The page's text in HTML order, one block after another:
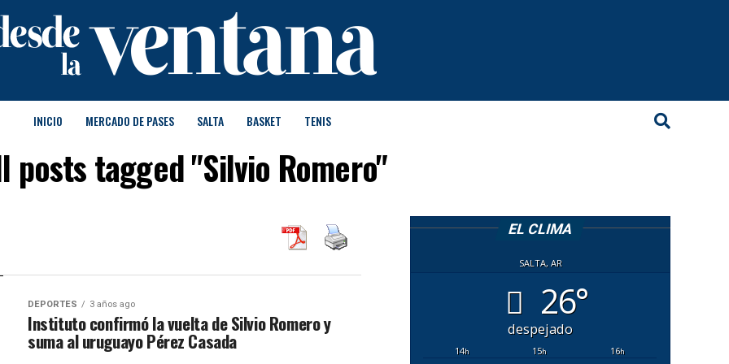
INICIO MERCADO DE PASES SALTA BASKET TENIS
posts tagged "Silvio Romero"
DEPORTES 3 años ago
Instituto confirmó la vuelta de Silvio Romero y
suma al uruguayo Pérez Casada
EL CLIMA
SALTA, AR
26°
despejado
14h 15h 16h